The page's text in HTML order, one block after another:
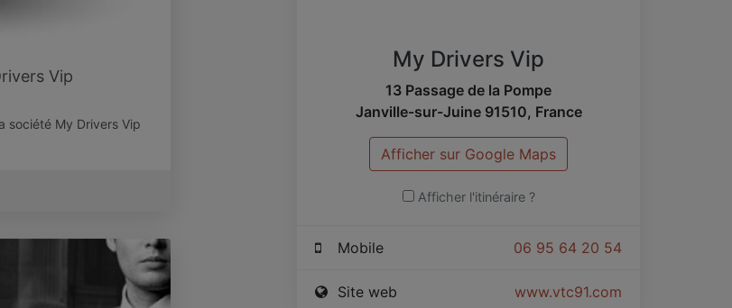
Vip
société My Drivers Vip
My Drivers Vip
13 Passage de la Pompe
Janville-sur-Juine 91510, France
Afficher sur Google Maps
Afficher l'itinéraire ?
06 95 64 20 54
Mobile
www.vtc91.com
Site web